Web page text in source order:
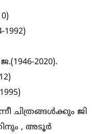
2020).
ചിത്രങ്ങള്‍ക്കും ജി
, അടൂർ